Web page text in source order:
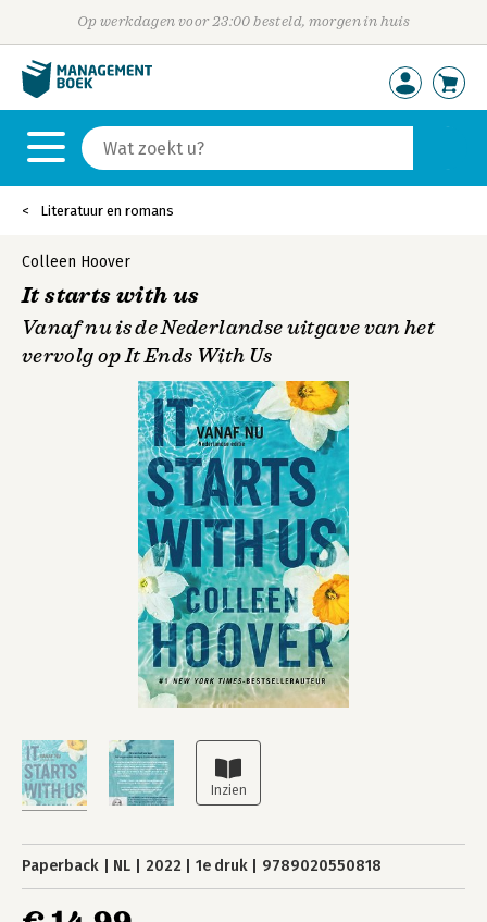
Op werkdagen voor 23:00 besteld, morgen in huis
Literatuur en romans
Colleen Hoover
It starts with us
Vanaf nu is de Nederlandse uitgave van het
vervolg op It Ends With Us
Paperback NL 2022 1e druk 9789020550818